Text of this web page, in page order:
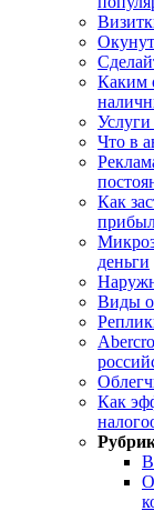
Каким
Что в
Как
деньги
Виды
Как